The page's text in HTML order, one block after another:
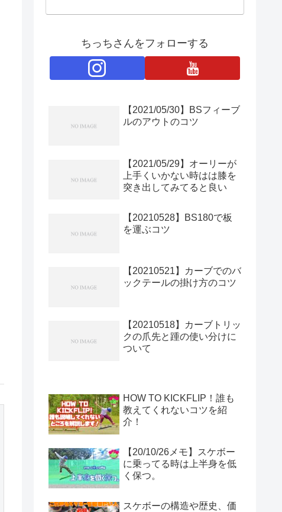
ちっちさんをフォローする
【2021/05/30】BSフィーブ
ルのアウトのコツ
【2021/05/29】オーリーが
上手くいかない時はは膝を
突き出してみてると良い
【20210528】BS180で板
を運ぶコツ
【20210521】カーブでのバ
ックテールの掛け方のコツ
【20210518】カーブトリッ
クの爪先と踵の使い分けに
ついて
HOW TO KICKFLIP！誰も
教えてくれないコツを紹
介！
【20/10/26メモ】スケボー
に乗ってる時は上半身を低
く保つ。
スケボーの構造や歴史、価